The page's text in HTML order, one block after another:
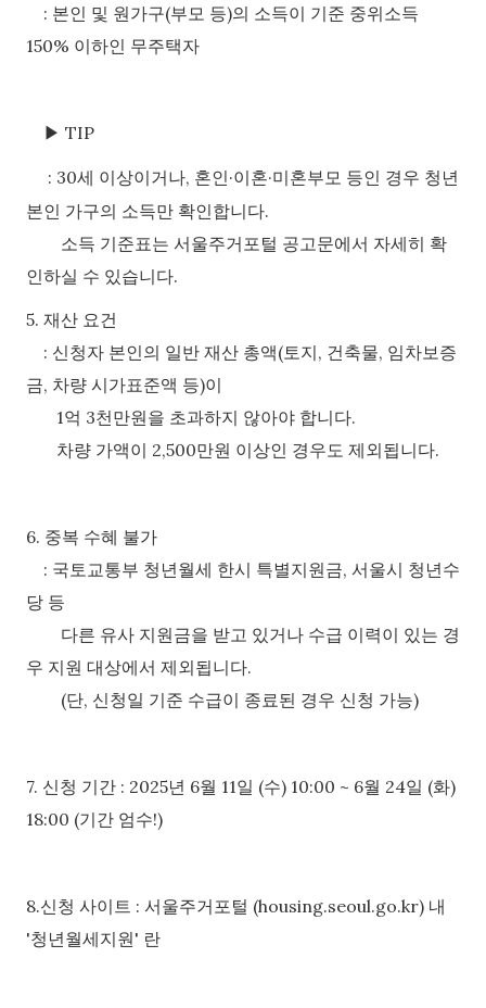
: 본인 및 원가구(부모 등)의 소득이 기준 중위소득
150% 이하인 무주택자
▶ TIP
: 30세 이상이거나, 혼인·이혼·미혼부모 등인 경우 청년
본인 가구의 소득만 확인합니다.
소득 기준표는 서울주거포털 공고문에서 자세히 확
인하실 수 있습니다.
5. 재산 요건
: 신청자 본인의 일반 재산 총액(토지, 건축물, 임차보증
금, 차량 시가표준액 등)이
1억 3천만원을 초과하지 않아야 합니다.
차량 가액이 2,500만원 이상인 경우도 제외됩니다.
6. 중복 수혜 불가
: 국토교통부 청년월세 한시 특별지원금, 서울시 청년수
당 등
다른 유사 지원금을 받고 있거나 수급 이력이 있는 경
우 지원 대상에서 제외됩니다.
(단, 신청일 기준 수급이 종료된 경우 신청 가능)
7. 신청 기간 : 2025년 6월 11일 (수) 10:00 ~ 6월 24일 (화)
18:00 (기간 엄수!)
8.신청 사이트 : 서울주거포털 (housing.seoul.go.kr) 내
'청년월세지원' 란